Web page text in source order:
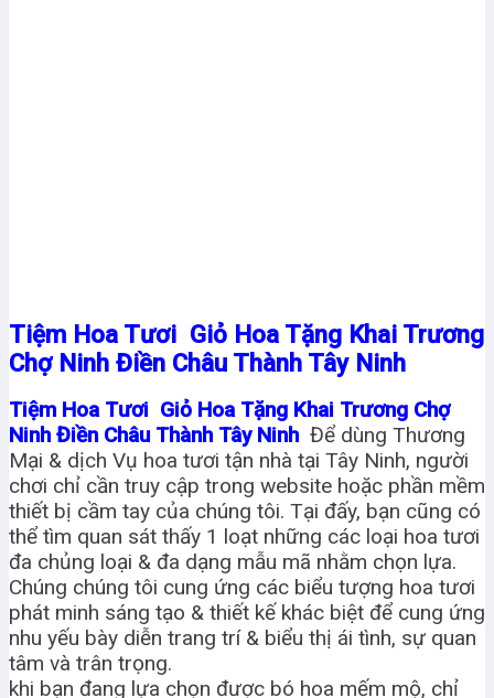
Tiệm Hoa Tươi Giỏ Hoa Tặng Khai Trương
Chợ Ninh Điền Châu Thành Tây Ninh
Tiệm Hoa Tươi Giỏ Hoa Tặng Khai Trương Chợ
Ninh Điền Châu Thành Tây Ninh Để dùng Thương
Mại & dịch Vụ hoa tươi tận nhà tại Tây Ninh, người
chơi chỉ cần truy cập trong website hoặc phần mềm
thiết bị cầm tay của chúng tôi. Tại đấy, bạn cũng có
thể tìm quan sát thấy 1 loạt những các loại hoa tươi
đa chủng loại & đa dạng mẫu mã nhằm chọn lựa.
Chúng chúng tôi cung ứng các biểu tượng hoa tươi
phát minh sáng tạo & thiết kế khác biệt để cung ứng
nhu yếu bày diễn trang trí & biểu thị ái tình, sự quan
tâm và trân trọng.
khi bạn đang lựa chọn được bó hoa mếm mộ, chỉ